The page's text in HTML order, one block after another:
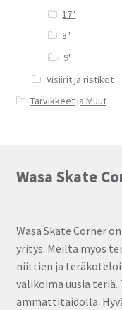
17"
8"
9"
Visiirit ja ristikot
Tarvikkeet ja Muut
Wasa Skate
Wasa Skate Corner
yritys. Meiltä myös
niittien ja
valikoima uusia
ammattitaidolla.